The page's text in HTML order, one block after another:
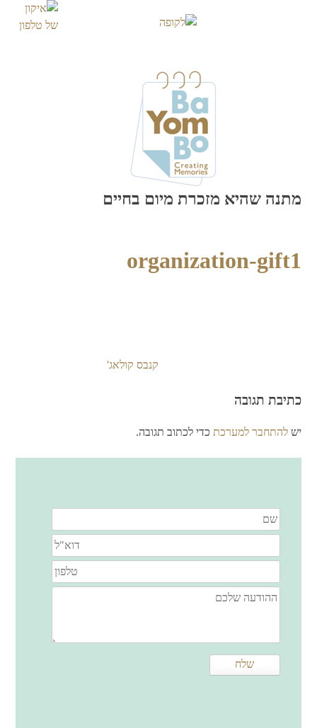
מתנה שהיא מזכרת מיום בחיים
organization-gift1
קנבס קולאג'
כתיבת תגובה
ישלהתחבר למערכת כדי לכתוב תגובה.